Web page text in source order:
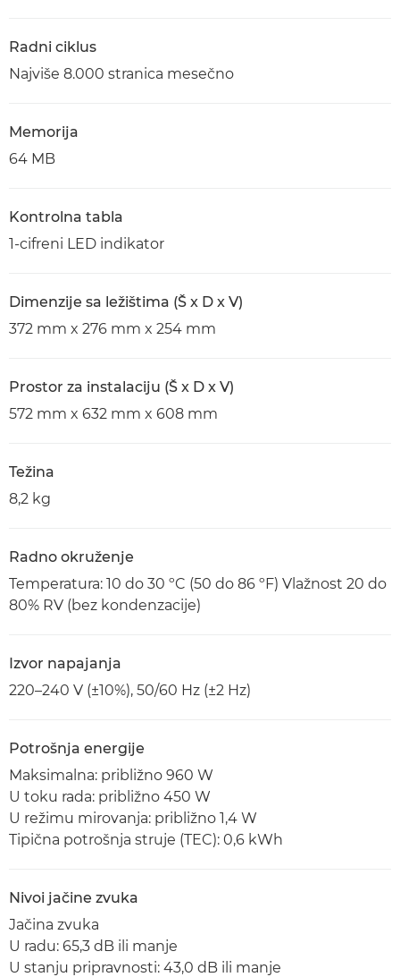
Radni ciklus
Najviše 8.000 stranica mesečno
Memorija
64 MB
Kontrolna tabla
1-cifreni LED indikator
Dimenzije sa ležištima (Š x D x V)
372 mm x 276 mm x 254 mm
Prostor za instalaciju (Š x D x V)
572 mm x 632 mm x 608 mm
Težina
8,2 kg
Radno okruženje
Temperatura: 10 do 30 ºC (50 do 86 ºF) Vlažnost 20 do
80% RV (bez kondenzacije)
Izvor napajanja
220–240 V (±10%), 50/60 Hz (±2 Hz)
Potrošnja energije
Maksimalna: približno 960 W
U toku rada: približno 450 W
U režimu mirovanja: približno 1,4 W
Tipična potrošnja struje (TEC): 0,6 kWh
Nivoi jačine zvuka
Jačina zvuka
U radu: 65,3 dB ili manje
U stanju pripravnosti: 43,0 dB ili manje